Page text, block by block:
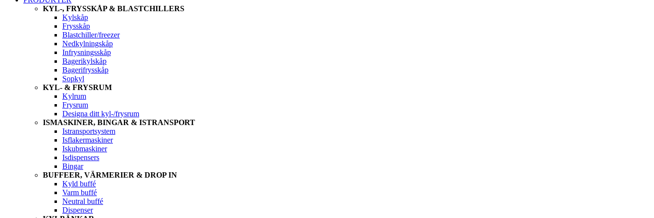
KYL-, FRYSSKÅP & BLASTCHILLERS
Kylskåp
Frysskåp
Blastchiller/freezer
Nedkylningskåp
Infrysningsskåp
Bagerikylskåp
Bagerifrysskåp
Sopkyl
KYL- & FRYSRUM
Kylrum
Frysrum
Designa ditt kyl-/frysrum
ISMASKINER, BINGAR & ISTRANSPORT
Istransportsystem
Isflakermaskiner
Iskubmaskiner
Isdispensers
Bingar
BUFFEER, VÄRMERIER & DROP IN
Kyld buffé
Varm buffé
Neutral buffé
Dispenser